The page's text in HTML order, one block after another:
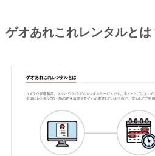
ゲオあれこれレンタルとは